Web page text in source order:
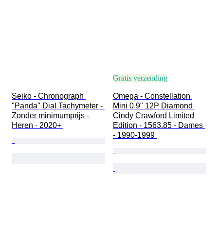
Seiko - Chronograph
"Panda" Dial Tachymeter -
Zonder minimumprijs -
Heren - 2020+
Gratis verzending
Omega - Constellation
Mini 0.9" 12P Diamond
Cindy Crawford Limited
Edition - 1563.85 - Dames
- 1990-1999